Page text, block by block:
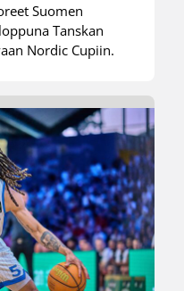
Suomen
Tanskan
Nordic Cupiin.